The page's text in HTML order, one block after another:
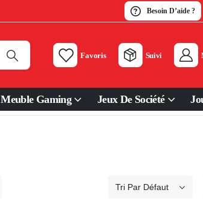
Besoin D’aide ?
Favoris Suivi
Meuble Gaming Jeux De Société